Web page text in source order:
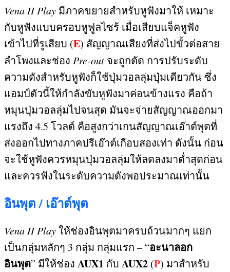
Vena II Play มีภาคขยายสำหรับหูฟังมาให้ เหมาะ
กับหูฟังแบบครอบหูฟูลไซร้ เมื่อเสียบแจ็คหูฟัง
เข้าไปที่รูเสียบ (E) สัญญาณเสียงที่ส่งไปขั้วต่อสาย
ลำโพงและช่อง Pre-out จะถูกตัด การปรับระดับ
ความดังสำหรับหูฟังก็ใช้ปุ่มวอลลุ่มปุ่มเดียวกัน ซึ่ง
แอมป์ตัวนี้ให้กำลังขับหูฟังมาค่อนข้างแรง คือถ้า
หมุนปุ่มวอลลุ่มไปจนสุด มันจะจ่ายสัญญาณออกมา
แรงถึง 4.5 โวลต์ คือสูงกว่าเกนสัญญาณเอ๊าต์พุตที่
ส่งออกไปทางภาคปรีเอ๊าต์เกือบสองเท่า ดังนั้น ก่อน
จะใช้หูฟังควรหมุนปุ่มวอลลุ่มให้ลดลงมาต่ำสุดก่อน
และควรฟังในระดับความดังพอประมาณเท่านั้น
อินพุต/ เอ๊าต์พุต
Vena II Playให้ช่องอินพุตมาครบถ้วนมากๆ แยก
เป็นกลุ่มหลักๆ 3 กลุ่ม กลุ่มแรก – “อะนาลอก
อินพุต” มีให้ช่อง AUX1 กับ AUX2 (P) มาสำหรับ